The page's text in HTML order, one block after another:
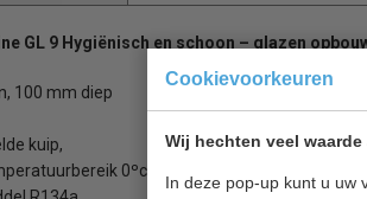
Cookievoorkeuren
Wij hechten veel
In deze pop-up kunt u uw
GL 9 Hygiënisch en schoon – glazen
100 mm diep
kuip,
0ºc tot 10ºc